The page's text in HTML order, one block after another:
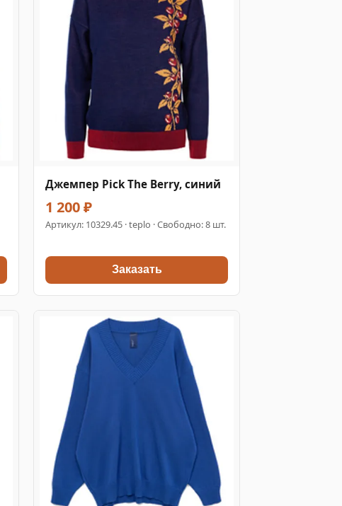
Джемпер Pick The Berry, синий
1 200 ₽
Артикул: 10329.45 · teplo · Свободно: 8 шт.
Заказать